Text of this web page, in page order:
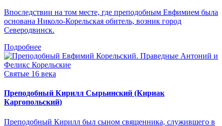
Впоследствии на том месте, где преподобным Евфимием была
основана Николо-Корельская обитель, возник город
Северодвинск.
Подробнее
Святые 16 века
Преподобный Кирилл Сырьинский (Кириак
Каргопольский)
Преподобный Кирилл был сыном священника, служившего в